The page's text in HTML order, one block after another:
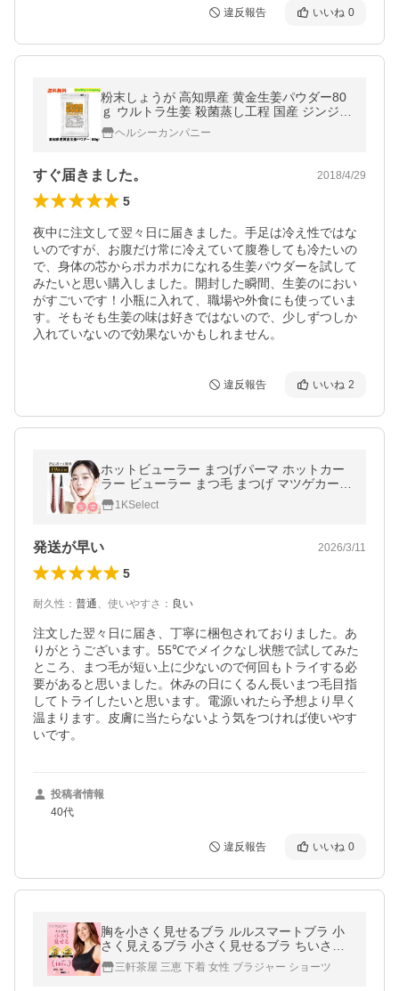
違反報告 いいね 0
粉末しょうが 高知県産 黄金生姜パウダー80
ｇ ウルトラ生姜 殺菌蒸し工程 国産 ジンジャ
ー メール便送料無料 原料変更しました
ヘルシーカンパニー
すぐ届きました。 2018/4/29
5
夜中に注文して翌々日に届きました。手足は冷え性ではな
いのですが、お腹だけ常に冷えていて腹巻しても冷たいの
で、身体の芯からポカポカになれる生姜パウダーを試して
みたいと思い購入しました。開封した瞬間、生姜のにおい
がすごいです！小瓶に入れて、職場や外食にも使っていま
す。そもそも生姜の味は好きではないので、少しずつしか
入れていないので効果ないかもしれません。
違反報告 いいね 2
ホットビューラー まつげパーマ ホットカー
ラー ビューラー まつ毛 まつげ マツゲカーラ
ー デジタル表記 USB充電式 55-85℃ 4段階
温度調節 自動オフ 爆買
1KSelect
発送が早い 2026/3/11
5
耐久性 ： 普通、 使いやすさ ： 良い
注文した翌々日に届き、丁寧に梱包されておりました。あ
りがとうございます。55℃でメイクなし状態で試してみた
ところ、まつ毛が短い上に少ないので何回もトライする必
要があると思いました。休みの日にくるん長いまつ毛目指
してトライしたいと思います。電源いれたら予想より早く
温まります。皮膚に当たらないよう気をつければ使いやす
いです。
投稿者情報
40代
違反報告 いいね 0
胸を小さく見せるブラ ルルスマートブラ 小
さく見えるブラ 小さく見せるブラ ちいさく
見せるブラ ブラジャー 大きいサイズ バスト
ダウン 着痩せ 補正下着 脇肉
三軒茶屋 三恵 下着 女性 ブラジャー ショーツ